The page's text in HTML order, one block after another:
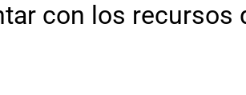
con los recursos